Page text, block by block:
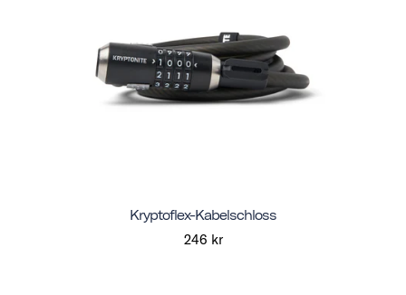
Kryptoflex-Kabelschloss
246 kr